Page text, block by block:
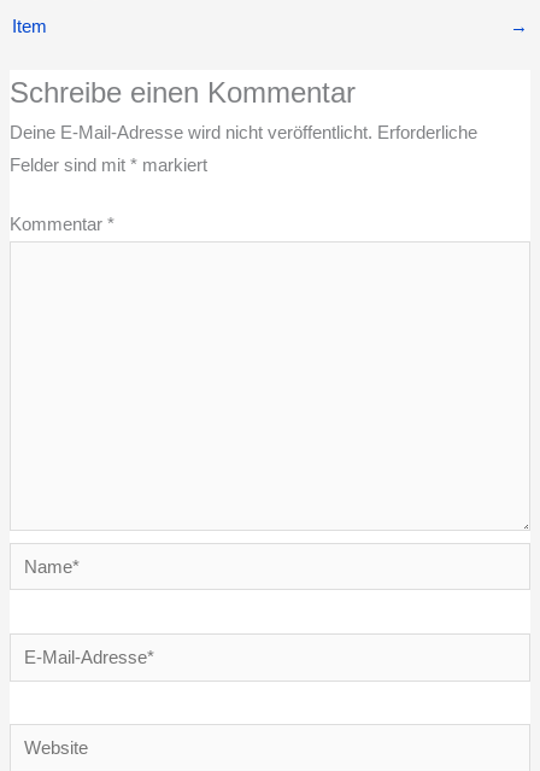
Item
→
Schreibe einen Kommentar
Deine E-Mail-Adresse wird nicht veröffentlicht. Erforderliche
Felder sind mit *markiert
Kommentar *
Name*
E-
Mail-
Website